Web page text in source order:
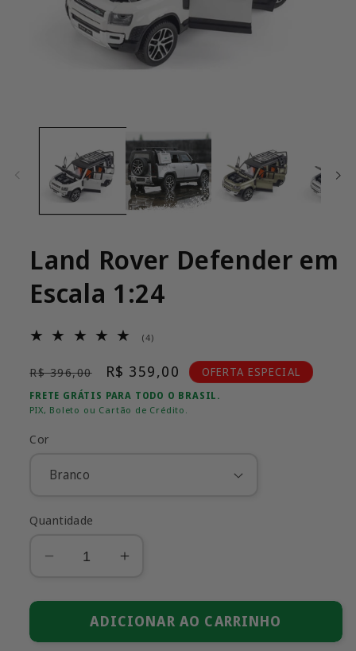
mídia
janela
modal
Land Rover Defender em
Escala 1:24
(4)4
de
avaliações
Preço
normal
R$ 396,00
Preço
promocional
R$ 359,00 OFERTA ESPECIAL
FRETE GRÁTIS PARA TODO O BRASIL.
PIX, Boleto ou Cartão de Crédito.
Cor
Quantidade
Diminuir
quantidade
Land
Aumentar
quantidade
de
Land
ADICIONAR AO CARRINHO